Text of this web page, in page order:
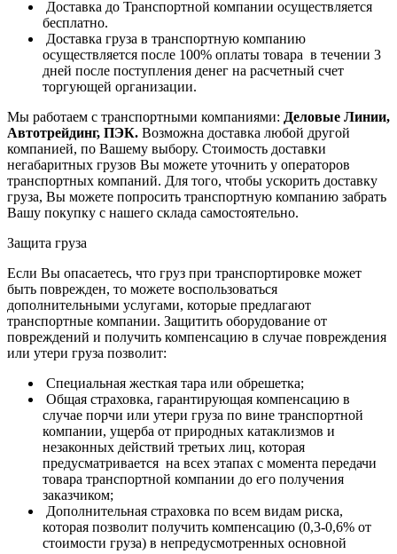
Доставка до Транспортной компании осуществляется
бесплатно.
Доставка груза в транспортную компанию
осуществляется после 100% оплаты товара в течении 3
дней после поступления денег на расчетный счет
торгующей организации.
Мы работаем с транспортными компаниями: Деловые Линии,
Автотрейдинг, ПЭК. Возможна доставка любой другой
компанией, по Вашему выбору. Стоимость доставки
негабаритных грузов Вы можете уточнить у операторов
транспортных компаний. Для того, чтобы ускорить доставку
груза, Вы можете попросить транспортную компанию забрать
Вашу покупку с нашего склада самостоятельно.
Защита груза
Если Вы опасаетесь, что груз при транспортировке может
быть поврежден, то можете воспользоваться
дополнительными услугами, которые предлагают
транспортные компании. Защитить оборудование от
повреждений и получить компенсацию в случае повреждения
или утери груза позволит:
Специальная жесткая тара или обрешетка;
Общая страховка, гарантирующая компенсацию в
случае порчи или утери груза по вине транспортной
компании, ущерба от природных катаклизмов и
незаконных действий третьих лиц, которая
предусматривается на всех этапах с момента передачи
товара транспортной компании до его получения
заказчиком;
Дополнительная страховка по всем видам риска,
которая позволит получить компенсацию (0,3-0,6% от
стоимости груза) в непредусмотренных основной